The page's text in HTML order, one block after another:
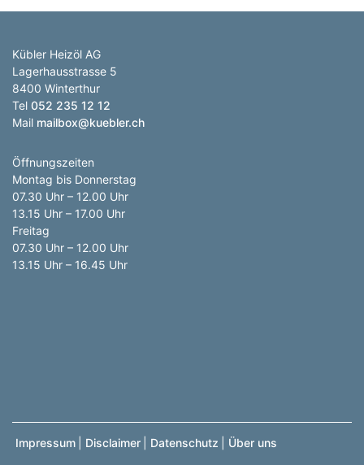
Kübler Heizöl AG
Lagerhausstrasse 5
8400 Winterthur
Tel 052 235 12 12
Mail mailbox@kuebler.ch
Öffnungszeiten
Montag bis Donnerstag
07.30 Uhr – 12.00 Uhr
13.15 Uhr – 17.00 Uhr
Freitag
07.30 Uhr – 12.00 Uhr
13.15 Uhr – 16.45 Uhr
Impressum Disclaimer Datenschutz Über uns